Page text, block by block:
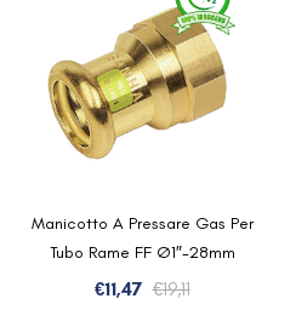
Manicotto A Pressare Gas Per
Tubo Rame FF Ø1″-28mm
€19,11Il
€11,47
Il